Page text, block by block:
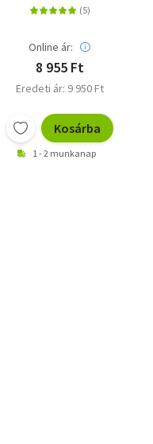
Online ár:
8 955 Ft
Eredeti ár: 9 950 Ft
Kosárba
1 - 2 munkanap